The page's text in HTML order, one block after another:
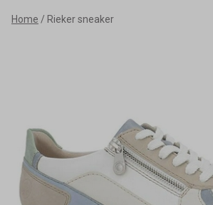
Rieker
Schoenmode
Kerkhof
Home Rieker sneaker